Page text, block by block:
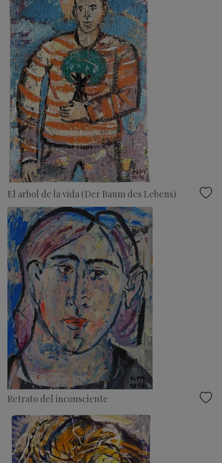
El arbol de la vida (Der Baum des Lebens)
Retrato del inconsciente